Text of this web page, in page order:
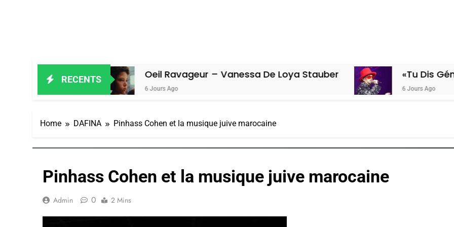
RECENTSOeil Ravageur – Vanessa De Loya Stauber
6 Jours Ago
«Tu Dis Génocide, Je
6 Jours Ago
Home DAFINA Pinhass Cohen et la musique juive marocaine
Pinhass Cohen et la musique juive marocaine
Admin 0 2 Mins